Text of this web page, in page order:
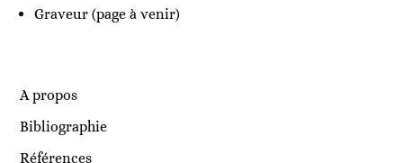
Graveur (page à venir)
A propos
Bibliographie
Références